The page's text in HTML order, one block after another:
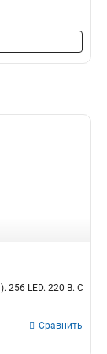
256 LED. 220 B. С
Сравнить